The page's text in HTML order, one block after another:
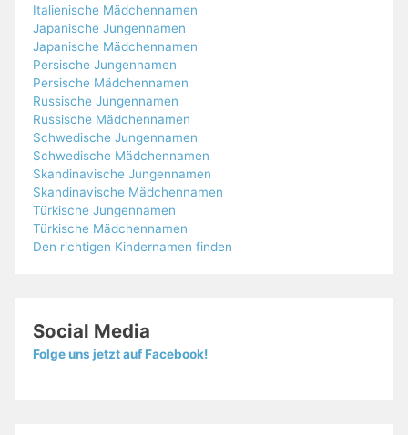
Italienische Mädchennamen
Japanische Jungennamen
Japanische Mädchennamen
Persische Jungennamen
Persische Mädchennamen
Russische Jungennamen
Russische Mädchennamen
Schwedische Jungennamen
Schwedische Mädchennamen
Skandinavische Jungennamen
Skandinavische Mädchennamen
Türkische Jungennamen
Türkische Mädchennamen
Den richtigen Kindernamen finden
Social Media
Folge uns jetzt auf Facebook!